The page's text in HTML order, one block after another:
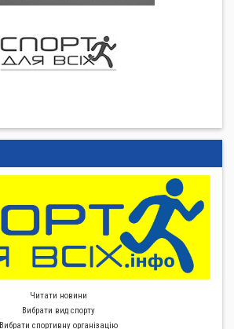
Читати новини
Вибрати вид спорту
Вибрати спортивну органiзацiю